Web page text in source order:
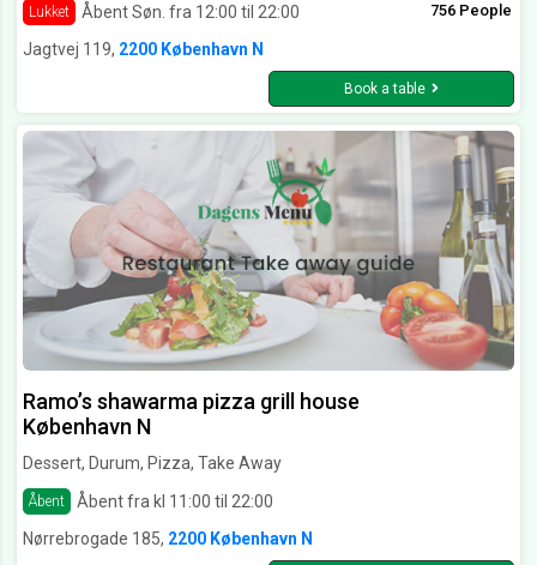
Lukket Åbent Søn. fra 12:00 til 22:00 756 People
Jagtvej 119, 2200 København N
Book a table
Ramo’s shawarma pizza grill house
København N
Dessert, Durum, Pizza, Take Away
Åbent
Åbent fra kl 11:00 til 22:00
Nørrebrogade 185, 2200 København N